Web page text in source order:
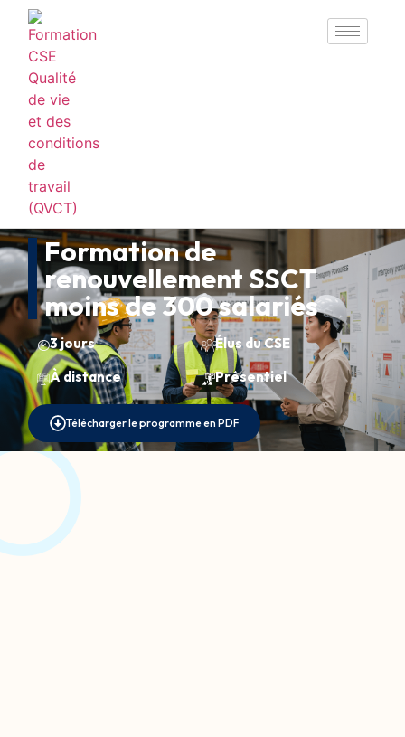
Formation de
renouvellement SSCT
moins de 300 salariés
3 jours
Élus du CSE
À distance
Présentiel
Télécharger le programme en PDF